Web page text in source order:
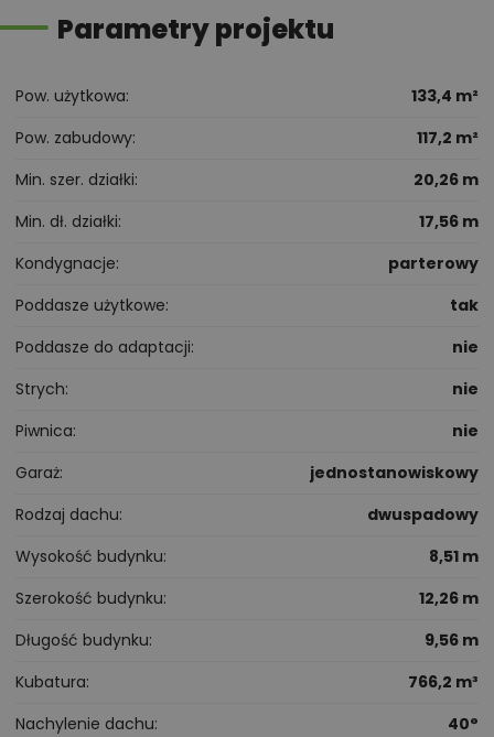
Parametry projektu
Pow. użytkowa
133,4 m²
Pow. zabudowy
117,2 m²
Min. szer. działki
20,26 m
Min. dł. działki
17,56 m
Kondygnacje
parterowy
Poddasze użytkowe
tak
Poddasze do adaptacji
nie
Strych
nie
Piwnica
nie
Garaż
jednostanowiskowy
Rodzaj dachu
dwuspadowy
Wysokość budynku
8,51 m
Szerokość budynku
12,26 m
Długość budynku
9,56 m
Kubatura
766,2 m³
Nachylenie dachu
40°